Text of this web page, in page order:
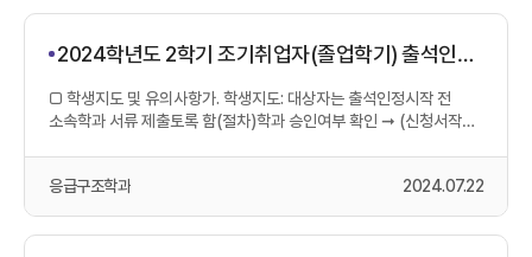
2024학년도 2학기 조기취업자(졸업학기) 출석인정
대상자 지도사항 안내
□ 학생지도 및 유의사항가. 학생지도: 대상자는 출석인정시작 전
소속학과 서류 제출토록 함(절차)학과 승인여부 확인 ➞ (신청서작성)
응급구조학과 2024.07.22
사
항